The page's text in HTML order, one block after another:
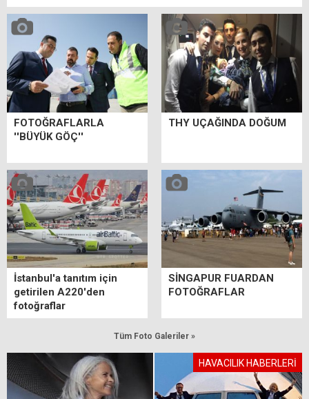
FOTOĞRAFLARLA
''BÜYÜK GÖÇ''
THY UÇAĞINDA DOĞUM
İstanbul'a tanıtım için
getirilen A220'den
fotoğraflar
SİNGAPUR FUARDAN
FOTOĞRAFLAR
Tüm Foto Galeriler »
HAVACILIK HABERLERİ